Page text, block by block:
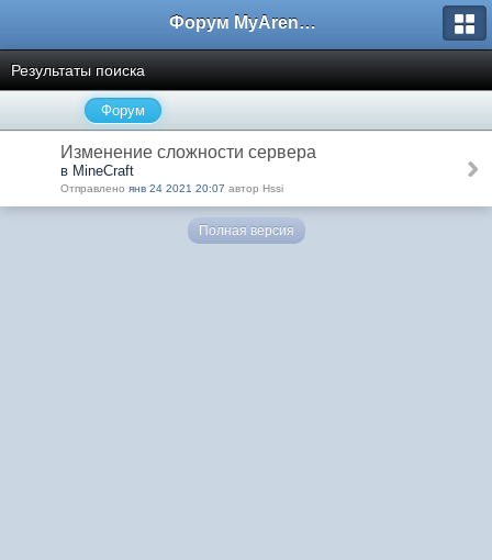
Форум MyArena.ru
Результаты поиска
Форум
Изменение сложности сервера
в MineCraft
Отправлено янв 24 2021 20:07 автор Hssi
Полная версия